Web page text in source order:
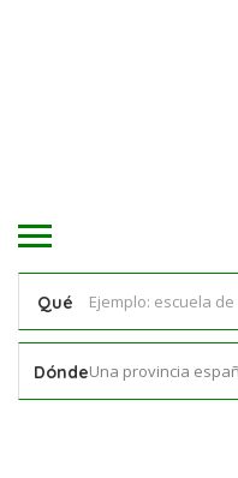
Qué
DóndeUna provincia